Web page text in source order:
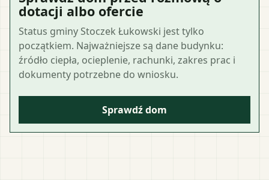
dotacji albo ofercie
Status gminy Stoczek Łukowski jest tylko
początkiem. Najważniejsze są dane budynku:
źródło ciepła, ocieplenie, rachunki, zakres prac i
dokumenty potrzebne do wniosku.
Sprawdź dom